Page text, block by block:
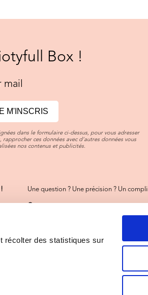
récolter des statistiques sur
Box !
mail
M'INSCRIS
dans le formulaire ci-dessus, pour vous adresser
ces données avec d’autres données vous
nos contenus et publicités.
Une question ? Une précision ? Un
La plupart des réponses y sont !